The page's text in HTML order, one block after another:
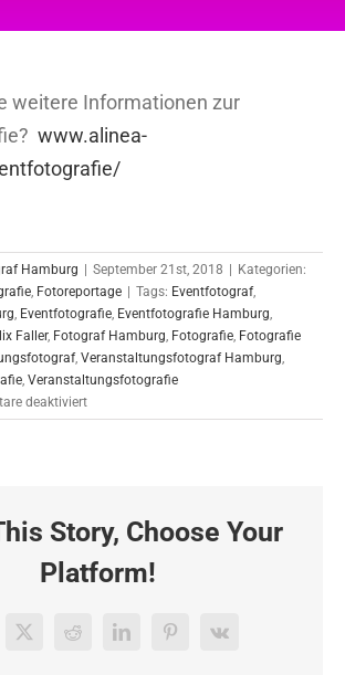
weitere Informationen zur
www.alinea-
Hamburg | September 21st, 2018 | Kategorien:
Fotoreportage | Tags: Eventfotograf,
Eventfotografie Eventfotografie Hamburg
Faller, Fotograf Hamburg Fotografie Fotografie
, Veranstaltungsfotograf Hamburg
Veranstaltungsfotografie
deaktiviertfür
Eventfotografie
Rockenfeller
Story, Choose Your
Platform!
X RedditLinkedInPinterest
Vk